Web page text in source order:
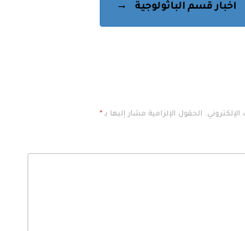
اخبار قسم الباثولوجية →
الحقول الإلزامية مشار إليها بـ *